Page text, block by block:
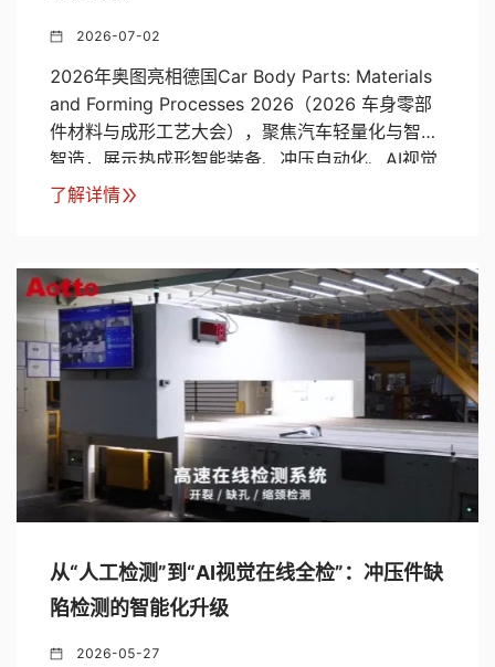
2026-07-02
2026年奥图亮相德国Car Body Parts: Materials
and Forming Processes 2026（2026 车身零部
件材料与成形工艺大会），聚焦汽车轻量化与智能
智造，展示热成形智能装备、冲压自动化、AI视觉
检测三大核心解决方案。
了解详情
从“人工检测”到“AI视觉在线全检”：冲压件缺
陷检测的智能化升级
2026-05-27